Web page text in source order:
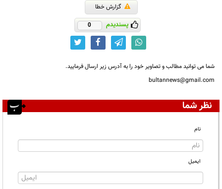
گزارش خطا
پسندیدم 0
شما می توانید مطالب و تصاویر خود را به آدرس زیر ارسال فرمایید.
bultannews@gmail.com
نظر شما
نام
ایمیل